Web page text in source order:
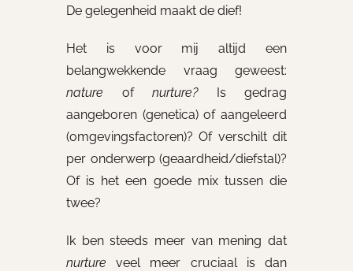
De gelegenheid maakt de dief!
Het is voor mij altijd een
belangwekkende vraag geweest:
nature ofnurture?Is gedrag
aangeboren (genetica) of aangeleerd
(omgevingsfactoren)? Of verschilt dit
per onderwerp (geaardheid/diefstal)?
Of is het een goede mix tussen die
twee?
Ik ben steeds meer van mening dat
nurture veel meer cruciaal is dan